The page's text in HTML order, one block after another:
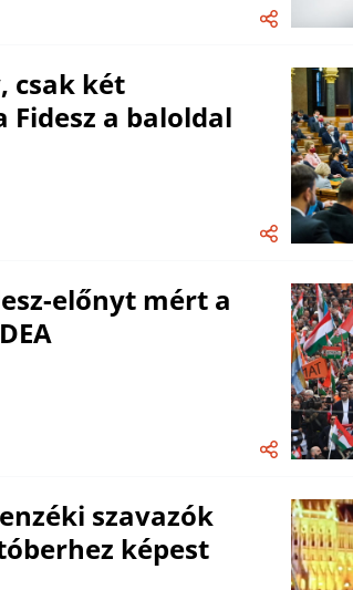
csak két
a baloldal
előnyt mért a
szavazók
képest